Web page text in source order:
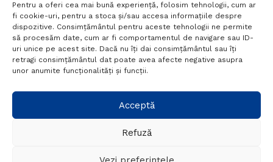
Pentru a oferi cea mai bună experiență, folosim tehnologii, cum ar
fi cookie-uri, pentru a stoca și/sau accesa informațiile despre
dispozitive. Consimțământul pentru aceste tehnologii ne permite
să procesăm date, cum ar fi comportamentul de navigare sau ID-
uri unice pe acest site. Dacă nu îți dai consimțământul sau îți
retragi consimțământul dat poate avea afecte negative asupra
unor anumite funcționalități și funcții.
Acceptă
Refuză
Termeni si conditii
Politică de confidențialitate
Politica cookies
Setări GDPR
+40 788 760 194